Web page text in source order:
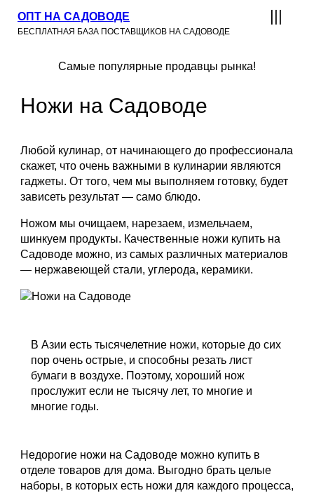
ОПТ НА САДОВОДЕ
БЕСПЛАТНАЯ БАЗА ПОСТАВЩИКОВ НА САДОВОДЕ
Самые популярные продавцы рынка!
Ножи на Садоводе
Любой кулинар, от начинающего до профессионала
скажет, что очень важными в кулинарии являются
гаджеты. От того, чем мы выполняем готовку, будет
зависеть результат — само блюдо.
Ножом мы очищаем, нарезаем, измельчаем,
шинкуем продукты. Качественные ножи купить на
Садоводе можно, из самых различных материалов
— нержавеющей стали, углерода, керамики.
В Азии есть тысячелетние ножи, которые до сих
пор очень острые, и способны резать лист
бумаги в воздухе. Поэтому, хороший нож
прослужит если не тысячу лет, то многие и
многие годы.
Недорогие ножи на Садоводе можно купить в
отделе товаров для дома. Выгодно брать целые
наборы, в которых есть ножи для каждого процесса,